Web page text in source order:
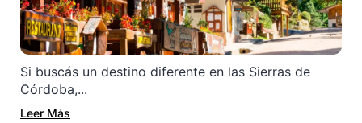
Si buscás un destino diferente en las Sierras de
Córdoba,...
Leer Más